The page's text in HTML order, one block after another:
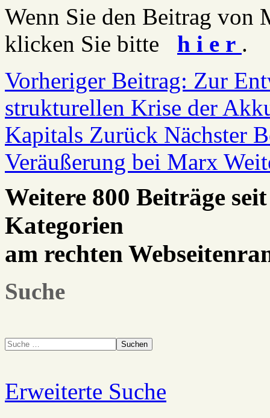
Wenn Sie den Beitrag von
klicken Sie bitte h i e r .
Vorheriger Beitrag: Zur
strukturellen Krise der
Kapitals Zurück Nächster
Veräußerung bei Marx
Weitere 800 Beiträge
Kategorien
am rechten
Suche
Suchen
Erweiterte Suche